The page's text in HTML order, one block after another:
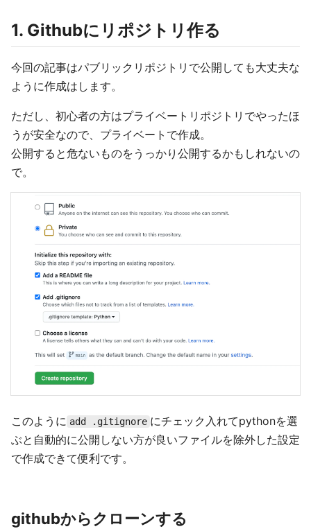
1. Githubにリポジトリ作る
今回の記事はパブリックリポジトリで公開しても大丈夫な
ように作成はします。
ただし、初心者の方はプライベートリポジトリでやったほ
うが安全なので、プライベートで作成。
公開すると危ないものをうっかり公開するかもしれないの
で。
このように add .gitignore にチェック入れてpythonを選
ぶと自動的に公開しない方が良いファイルを除外した設定
で作成できて便利です。
githubからクローンする